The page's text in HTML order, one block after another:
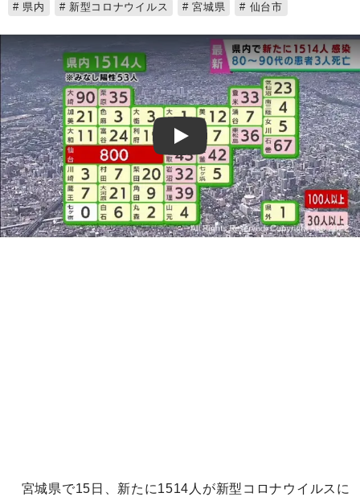
県内
新型コロナウイルス 宮城県 仙台市
Play
宮城県で15日、新たに1514人が新型コロナウイルスに